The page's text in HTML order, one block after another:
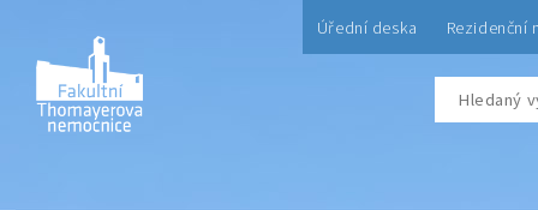
Úřední deska Rezidenční